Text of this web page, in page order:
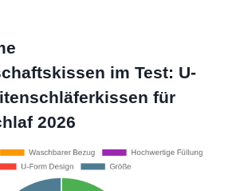
im Test: U-
für
2026